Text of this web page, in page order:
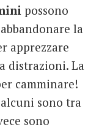
possono
la
apprezzare
distrazioni. La
camminare!
sono tra
sono